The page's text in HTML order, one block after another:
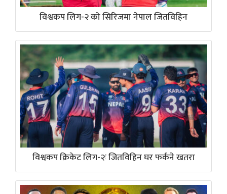
विश्वकप लिग-२ को सिरिजमा नेपाल जितविहिन
विश्वकप क्रिकेट लिग-२ः जितविहिन घर फर्कने खतरा